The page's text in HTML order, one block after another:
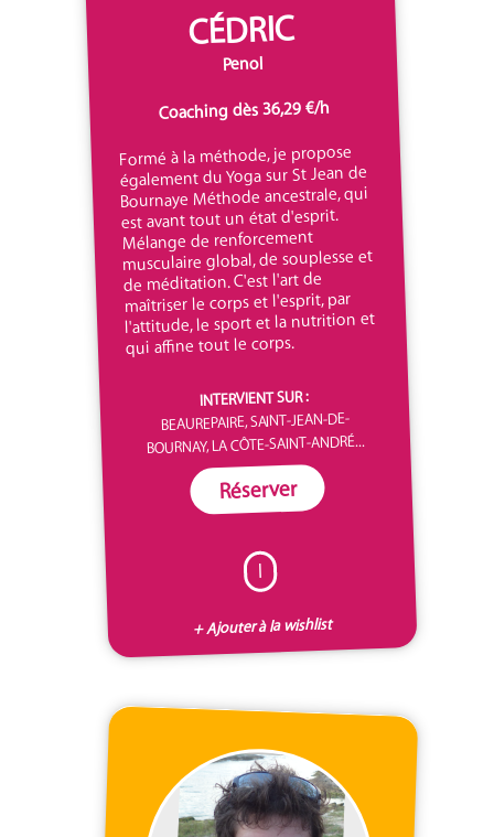
CÉDRIC
Penol
Coaching dès 36,29 €/h
Formé à la méthode, je propose
également du Yoga sur St Jean de
Bournaye Méthode ancestrale, qui
est avant tout un état d'esprit.
Mélange de renforcement
musculaire global, de souplesse et
de méditation. C'est l'art de
maîtriser le corps et l'esprit, par
l'attitude, le sport et la nutrition et
qui affine tout le corps.
INTERVIENT SUR :
BEAUREPAIRE, SAINT-JEAN-DE-
BOURNAY, LA CÔTE-SAINT-ANDRÉ...
Réserver
I
+ Ajouter à la wishlist